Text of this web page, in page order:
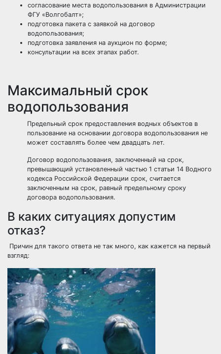
согласование места водопользования в Администрации
ФГУ «Волгобалт»;
подготовка пакета с заявкой на договор
водопользования;
подготовка заявления на аукцион по форме;
консультации на всех этапах работ.
Максимальный срок
водопользования
Предельный срок предоставления водных объектов в
пользование на основании договора водопользования не
может составлять более чем двадцать лет.
Договор водопользования, заключенный на срок,
превышающий установленный частью 1 статьи 14 Водного
кодекса Российской Федерации срок, считается
заключенным на срок, равный предельному сроку
договора водопользования.
В каких ситуациях допустим
отказ?
Причин для такого ответа не так много, как кажется на первый
взгляд: